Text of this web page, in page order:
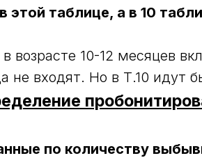
этой таблице, а в 10
возрасте 10-12 месяцев
не входят. Но в Т.10 идут
по количеству